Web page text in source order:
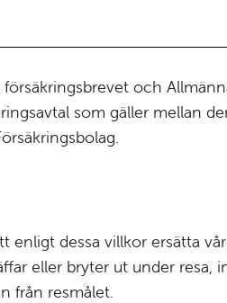
och
som gäller mellan
enligt dessa villkor ersätta
eller bryter ut under resa,
från resmålet.